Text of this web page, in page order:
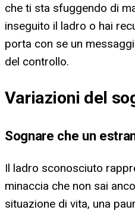
che ti sta sfuggendo di
inseguito il ladro o hai
porta con se un
del controllo.
Variazioni del
Sognare che un
Il ladro sconosciuto
minaccia che non sai
situazione di vita, una